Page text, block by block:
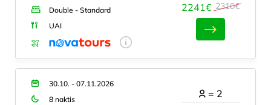
Double - Standard
UAI
2241€ 2310€
30.10. - 07.11.2026
8 naktis
= 2